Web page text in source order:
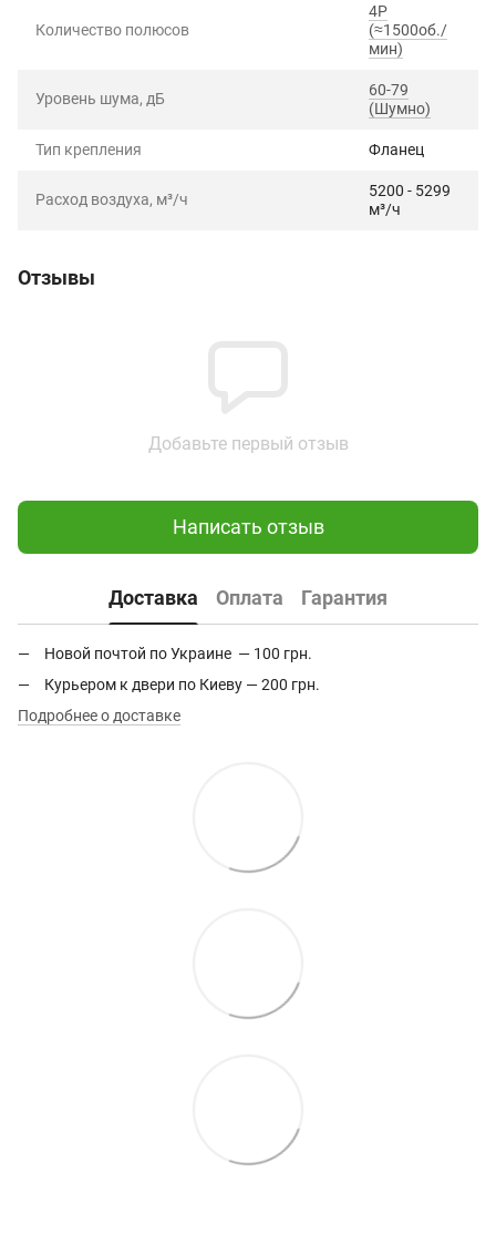
Количество полюсов
4P
(≈1500об./
мин)
Уровень шума, дБ
60-79
(Шумно)
Тип крепления Фланец
Расход воздуха, м³/ч
5200 - 5299
м³/ч
Отзывы
Добавьте первый отзыв
Написать отзыв
Доставка Оплата Гарантия
Новой почтой по Украине — 100 грн.
Курьером к двери по Киеву — 200 грн.
Подробнее о доставке